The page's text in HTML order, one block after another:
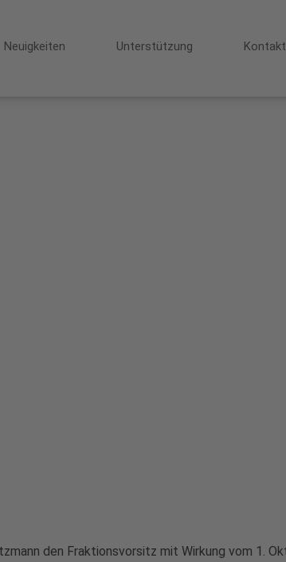
Neuigkeiten Unterstützung Kontakt
den Fraktionsvorsitz mit Wirkung vom 1.